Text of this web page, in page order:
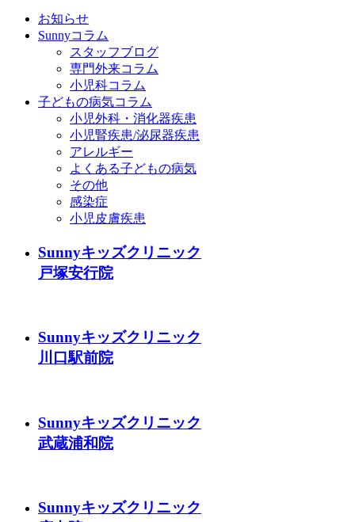
お知らせ
Sunnyコラム
スタッフブログ
専門外来コラム
小児科コラム
子どもの病気コラム
小児外科・消化器疾患
小児腎疾患/泌尿器疾患
アレルギー
よくある子どもの病気
その他
感染症
小児皮膚疾患
Sunnyキッズクリニック
戸塚安行院
Sunnyキッズクリニック
川口駅前院
Sunnyキッズクリニック
武蔵浦和院
Sunnyキッズクリニック